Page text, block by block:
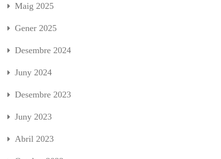
Maig 2025
Gener 2025
Desembre 2024
Juny 2024
Desembre 2023
Juny 2023
Abril 2023